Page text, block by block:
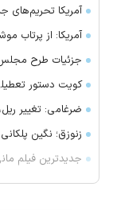
آمریکا تحریم‌های
آمریکا: از پرتاب
جزئیات طرح مجلس
کویت دستور
ضرغامی: تغییر
زنوزق؛ نگین
جدیدترین فیلم